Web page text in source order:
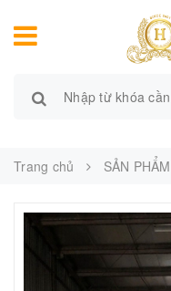
Trang chủ SẢN